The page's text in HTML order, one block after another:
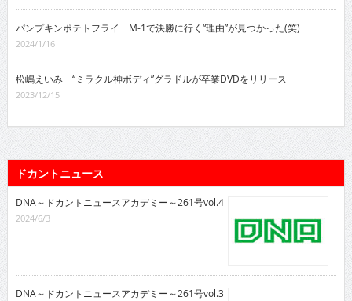
パンプキンポテトフライ M-1で決勝に行く“理由”が見つかった(笑)
2024/1/16
松嶋えいみ “ミラクル神ボディ”グラドルが卒業DVDをリリース
2023/12/15
ドカントニュース
DNA～ドカントニュースアカデミー～261号vol.4
2024/6/3
DNA～ドカントニュースアカデミー～261号vol.3